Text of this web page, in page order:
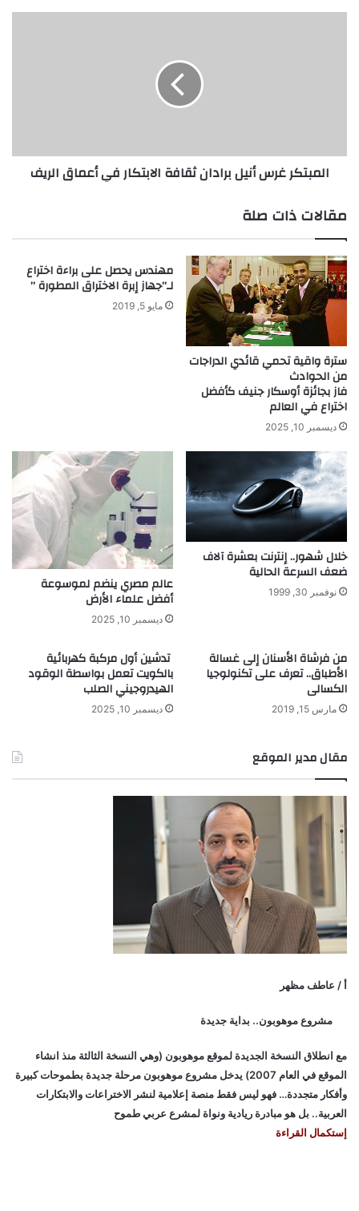
الريف
المبتكر غرس أنيل برادان ثقافة الابتكار في أعماق الريف
مقالات ذات صلة
سترة واقية تحمي قائدي الدراجات
من الحوادث
فاز بجائزة أوسكار جنيف كأفضل
اختراع في العالم
ديسمبر 10, 2025
مهندس يحصل على براءة اختراع
لـ”جهاز إبرة الاختراق المطورة ”
مايو 5, 2019
خلال شهور.. إنترنت بعشرة آلاف
ضعف السرعة الحالية
نوفمبر 30, 1999 عالم مصري ينضم لموسوعة
أفضل علماء الأرض
ديسمبر 10, 2025
من فرشاة الأسنان إلى غسالة
الأطباق.. تعرف على تكنولوجيا
الكسالى
مارس 15, 2019
تدشين أول مركبة كهربائية
بالكويت تعمل بواسطة الوقود
الهيدروجيني الصلب
ديسمبر 10, 2025
مقال مدير الموقع
أ / عاطف مظهر
مشروع موهوبون.. بداية جديدة
مع انطلاق النسخة الجديدة لموقع موهوبون (وهي النسخة الثالثة منذ انشاء
الموقع في العام 2007) يدخل مشروع موهوبون مرحلة جديدة بطموحات كبيرة
وأفكار متجددة… فهو ليس فقط منصة إعلامية لنشر الاختراعات والابتكارات
العربية.. بل هو مبادرة ريادية ونواة لمشرع عربي طموح
إستكمال القراءة